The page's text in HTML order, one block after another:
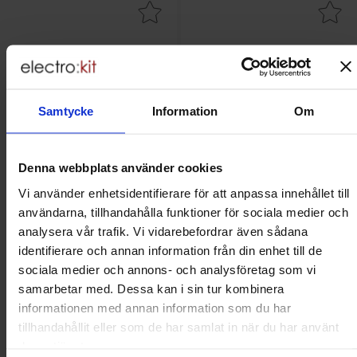
Samtycke Information Om
Denna webbplats använder cookies
Vi använder enhetsidentifierare för att anpassa innehållet till
användarna, tillhandahålla funktioner för sociala medier och
analysera vår trafik. Vi vidarebefordrar även sådana
identifierare och annan information från din enhet till de
sociala medier och annons- och analysföretag som vi
samarbetar med. Dessa kan i sin tur kombinera
informationen med annan information som du har
tillhandahållit eller som de har samlat in när du har använt
Låsmutter M3 rostfri A2
Bossard - 1242377 - BN637
Från
0.30 SEK
Inklusive 25% moms
Enhet:
st
Köp (20st)
Makera låsmutter M3 rostfri A2 som favorit
Mängdrabatt
AntalPris /st
1-till
99 st
0.65 SEK
100 -till199 st
0.40 SEK
- 0.30 SEK
Mutter M3 rostfri A2
Bossard - 1241443 - BN628
Från
0.25 SEK
Inklusive 25% moms
Enhet:
st
Köp (25st)
Makera mutter M3
Mängdrabatt
Antal Pris /st
1-till
99 st
0.60 SEK
100 -till199 st
0.30 SEK
200